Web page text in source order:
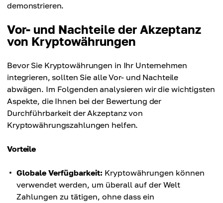
demonstrieren.
Vor- und Nachteile der Akzeptanz
von Kryptowährungen
Bevor Sie Kryptowährungen in Ihr Unternehmen
integrieren, sollten Sie alle Vor- und Nachteile
abwägen. Im Folgenden analysieren wir die wichtigsten
Aspekte, die Ihnen bei der Bewertung der
Durchführbarkeit der Akzeptanz von
Kryptowährungszahlungen helfen.
Vorteile
Globale Verfügbarkeit: Kryptowährungen können
verwendet werden, um überall auf der Welt
Zahlungen zu tätigen, ohne dass ein